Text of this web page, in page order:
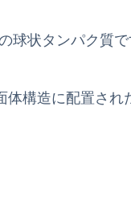
球状タンパク質で
構造に配置され